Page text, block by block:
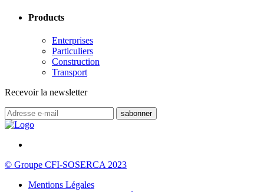
Products
Enterprises
Particuliers
Construction
Transport
Recevoir la newsletter
© Groupe CFI-SOSERCA 2023
Mentions Légales